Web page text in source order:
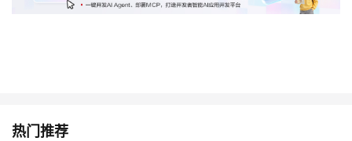
热门推荐